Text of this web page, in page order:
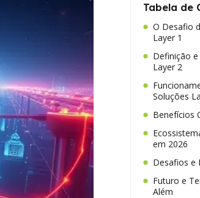
Tabela de
O Desafio
Layer 1
Definição
Layer 2
Soluções
Benefícios
em 2026
Desafios e
Futuro e
Além